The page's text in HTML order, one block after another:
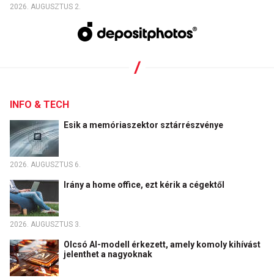
2026. AUGUSZTUS 2.
INFO & TECH
Esik a memóriaszektor sztárrészvénye
2026. AUGUSZTUS 6.
Irány a home office, ezt kérik a cégektől
2026. AUGUSZTUS 3.
Olcsó AI-modell érkezett, amely komoly kihívást
jelenthet a nagyoknak